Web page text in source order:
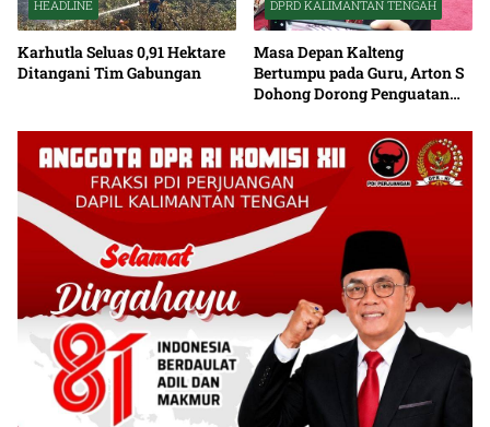
HEADLINE
Karhutla Seluas 0,91 Hektare
Ditangani Tim Gabungan
DPRD KALIMANTAN TENGAH
Masa Depan Kalteng
Bertumpu pada Guru, Arton S
Dohong Dorong Penguatan